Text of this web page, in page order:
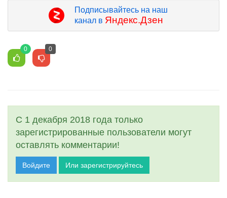
Подписывайтесь на наш
канал в Яндекс.Дзен
0 0
С 1 декабря 2018 года только
зарегистрированные пользователи могут
оставлять комментарии!
Войдите Или зарегистрируйтесь